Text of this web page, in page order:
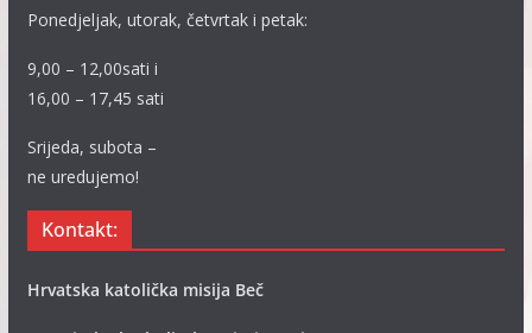
Ponedjeljak, utorak, četvrtak i petak:
9,00 – 12,00sati i
16,00 – 17,45 sati
Srijeda, subota –
ne uredujemo!
Kontakt:
Hrvatska katolička misija Beč